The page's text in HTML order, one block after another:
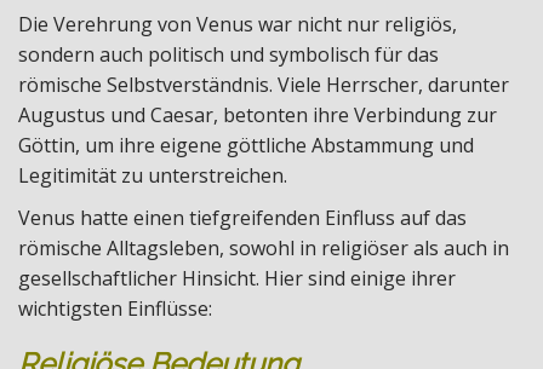
Die Verehrung von Venus war nicht nur religiös,
sondern auch politisch und symbolisch für das
römische Selbstverständnis. Viele Herrscher, darunter
Augustus und Caesar, betonten ihre Verbindung zur
Göttin, um ihre eigene göttliche Abstammung und
Legitimität zu unterstreichen.
Venus hatte einen tiefgreifenden Einfluss auf das
römische Alltagsleben, sowohl in religiöser als auch in
gesellschaftlicher Hinsicht. Hier sind einige ihrer
wichtigsten Einflüsse: